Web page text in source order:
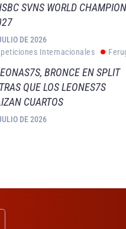
SVNS WORLD
DE 2026
Internacionales
BRONCE EN SPLIT
QUE LOS LEONES7S
CUARTOS
DE 2026